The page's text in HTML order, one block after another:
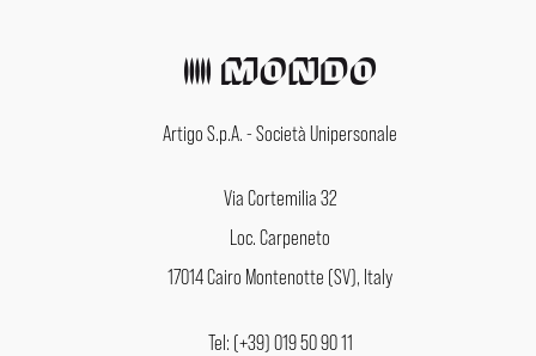
Artigo S.p.A. - Società Unipersonale
Via Cortemilia 32
Loc. Carpeneto
17014 Cairo Montenotte (SV), Italy
Tel: (+39) 019 50 90 11